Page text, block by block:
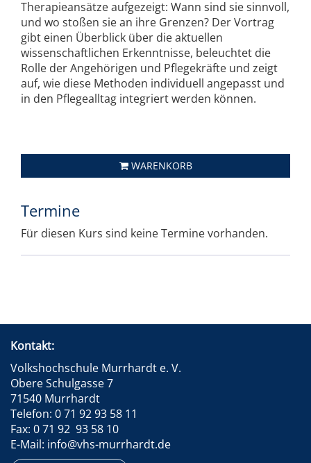
Therapieansätze aufgezeigt: Wann sind sie sinnvoll,
und wo stoßen sie an ihre Grenzen? Der Vortrag
gibt einen Überblick über die aktuellen
wissenschaftlichen Erkenntnisse, beleuchtet die
Rolle der Angehörigen und Pflegekräfte und zeigt
auf, wie diese Methoden individuell angepasst und
in den Pflegealltag integriert werden können.
WARENKORB
Termine
Für diesen Kurs sind keine Termine vorhanden.
Kontakt:
Volkshochschule Murrhardt e. V.
Obere Schulgasse 7
71540 Murrhardt
Telefon: 0 71 92 93 58 11
Fax: 0 71 92 93 58 10
E-Mail: info@vhs-murrhardt.de